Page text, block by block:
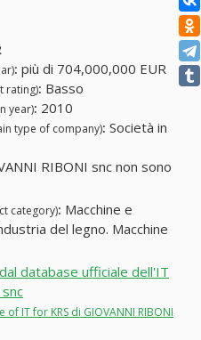
: più di 704,000,000 EUR
rating): Basso
year): 2010
type of company): Società in
RIBONI snc non sono
category): Macchine e
del legno. Macchine
database ufficiale dell'IT
IT for KRS di GIOVANNI RIBONI